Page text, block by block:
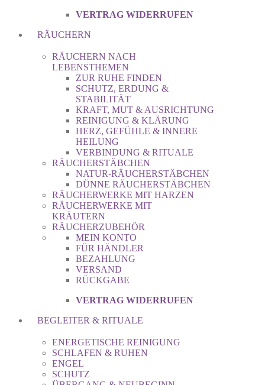
VERTRAG WIDERRUFEN
RÄUCHERN
RÄUCHERN NACH
LEBENSTHEMEN
ZUR RUHE FINDEN
SCHUTZ, ERDUNG &
STABILITÄT
KRAFT, MUT & AUSRICHTUNG
REINIGUNG & KLÄRUNG
HERZ, GEFÜHLE & INNERE
HEILUNG
VERBINDUNG & RITUALE
RÄUCHERSTÄBCHEN
NATUR-RÄUCHERSTÄBCHEN
DÜNNE RÄUCHERSTÄBCHEN
RÄUCHERWERKE MIT HARZEN
RÄUCHERWERKE MIT
KRÄUTERN
RÄUCHERZUBEHÖR
MEIN KONTO
FÜR HÄNDLER
BEZAHLUNG
VERSAND
RÜCKGABE
VERTRAG WIDERRUFEN
BEGLEITER & RITUALE
ENERGETISCHE REINIGUNG
SCHLAFEN & RUHEN
ENGEL
SCHUTZ